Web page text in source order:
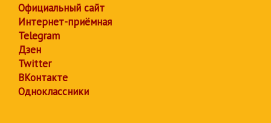
Официальный сайт
Интернет-приёмная
Telegram
Дзен
Twitter
ВКонтакте
Одноклассники